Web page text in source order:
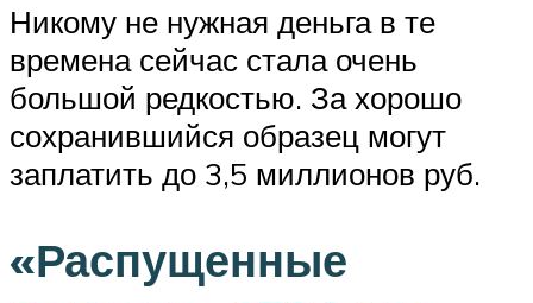
Никому не нужная деньга в те
времена сейчас стала очень
большой редкостью. За хорошо
сохранившийся образец могут
заплатить до 3,5 миллионов руб.
«Распущенные